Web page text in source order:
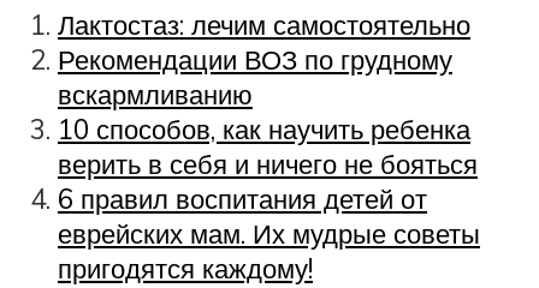
Лактостаз: лечим самостоятельно
Рекомендации ВОЗ по грудному
вскармливанию
10 способов, как научить ребенка
верить в себя и ничего не бояться
6 правил воспитания детей от
еврейских мам. Их мудрые советы
пригодятся каждому!